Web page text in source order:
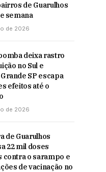
de Guarulhos
semana
de 2026
deixa rastro
no Sul e
SP escapa
efeitos até o
de 2026
de Guarulhos
22 mil doses
contra o sarampo e
de vacinação no